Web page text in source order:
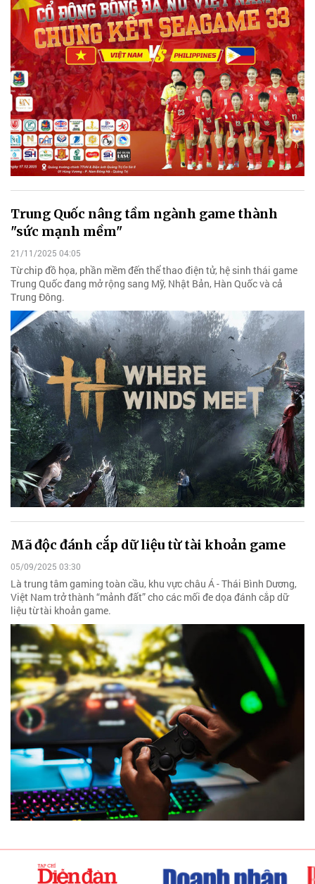
Trung Quốc nâng tầm ngành game thành
"sức mạnh mềm"
21/11/2025 04:05
Từ chip đồ họa, phần mềm đến thể thao điện tử, hệ sinh thái game
Trung Quốc đang mở rộng sang Mỹ, Nhật Bản, Hàn Quốc và cả
Trung Đông.
Mã độc đánh cắp dữ liệu từ tài khoản game
05/09/2025 03:30
Là trung tâm gaming toàn cầu, khu vực châu Á - Thái Bình Dương,
Việt Nam trở thành “mảnh đất” cho các mối đe dọa đánh cắp dữ
liệu từ tài khoản game.